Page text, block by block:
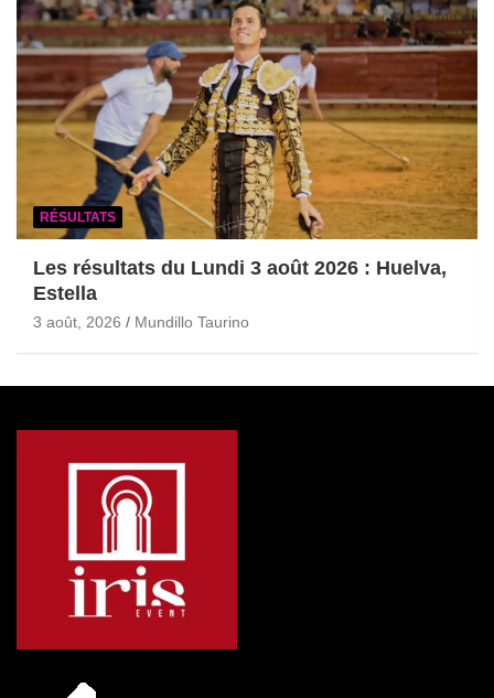
RÉSULTATS
Les résultats du Lundi 3 août 2026 : Huelva,
Estella
3 août, 2026 Mundillo Taurino